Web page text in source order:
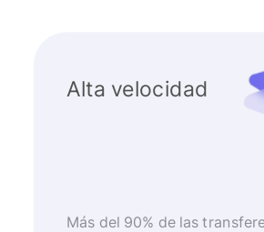
Alta velocidad
Más del 90% de las